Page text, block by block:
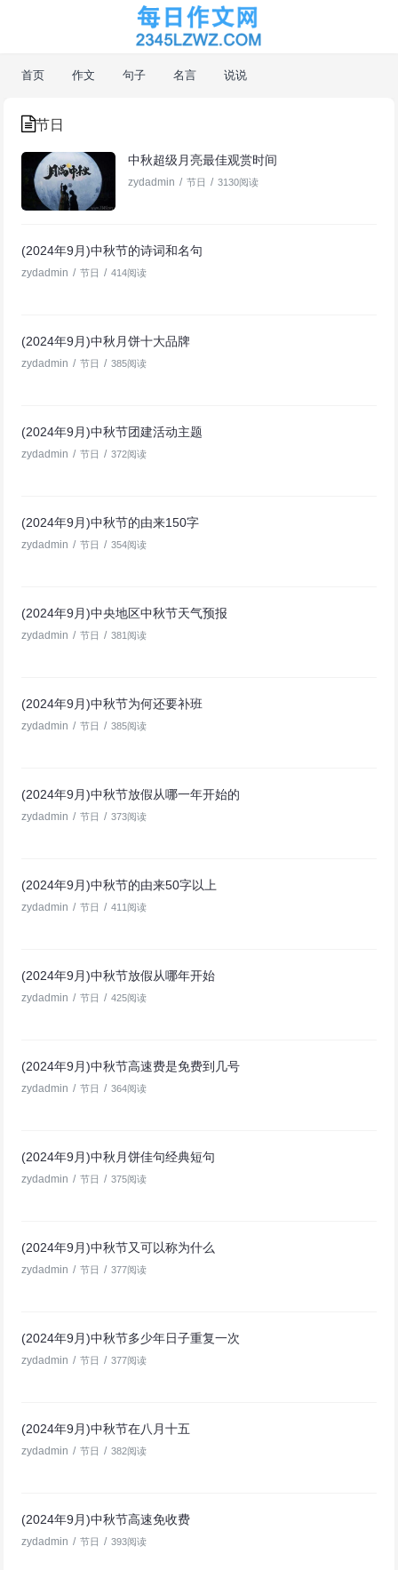
首页 作文 句子 名言 说说
节日
中秋超级月亮最佳观赏时间
zydadmin / 节日 / 3130阅读
(2024年9月)中秋节的诗词和名句
zydadmin / 节日 / 414阅读
(2024年9月)中秋月饼十大品牌
zydadmin / 节日 / 385阅读
(2024年9月)中秋节团建活动主题
zydadmin / 节日 / 372阅读
(2024年9月)中秋节的由来150字
zydadmin / 节日 / 354阅读
(2024年9月)中央地区中秋节天气预报
zydadmin / 节日 / 381阅读
(2024年9月)中秋节为何还要补班
zydadmin / 节日 / 385阅读
(2024年9月)中秋节放假从哪一年开始的
zydadmin / 节日 / 373阅读
(2024年9月)中秋节的由来50字以上
zydadmin / 节日 / 411阅读
(2024年9月)中秋节放假从哪年开始
zydadmin / 节日 / 425阅读
(2024年9月)中秋节高速费是免费到几号
zydadmin / 节日 / 364阅读
(2024年9月)中秋月饼佳句经典短句
zydadmin / 节日 / 375阅读
(2024年9月)中秋节又可以称为什么
zydadmin / 节日 / 377阅读
(2024年9月)中秋节多少年日子重复一次
zydadmin / 节日 / 377阅读
(2024年9月)中秋节在八月十五
zydadmin / 节日 / 382阅读
(2024年9月)中秋节高速免收费
zydadmin / 节日 / 393阅读